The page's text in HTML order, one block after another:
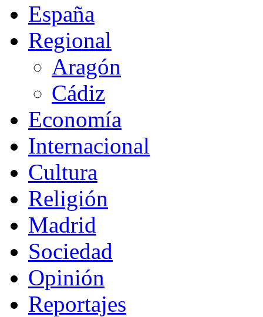
España
Regional
Aragón
Cádiz
Economía
Internacional
Cultura
Religión
Madrid
Sociedad
Opinión
Reportajes